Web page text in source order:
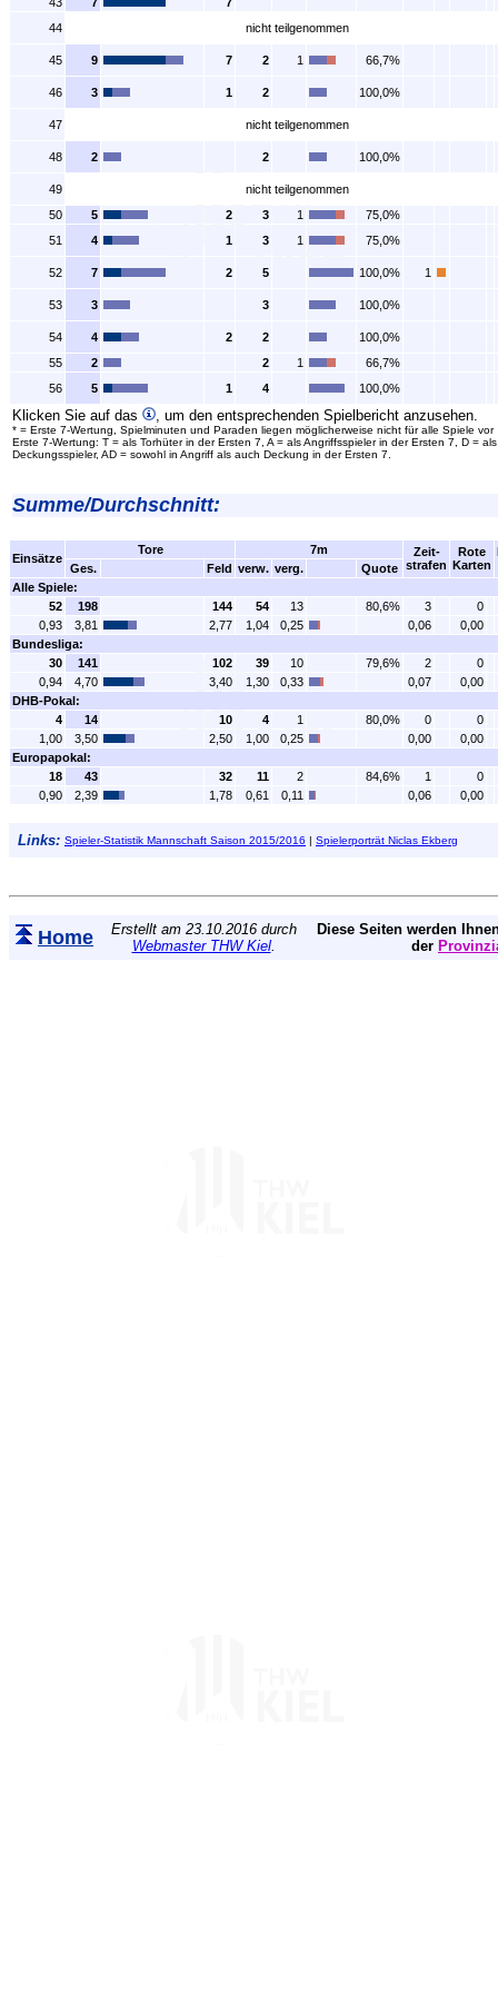
44
nicht teilgenommen
45 9 7 2 1 66,7%
46 3 1 2 100,0%
47 nicht teilgenommen
48 2 2 100,0%
49
nicht teilgenommen
50
5 2 3 1
75,0%
51
4 1 3 1 75,0%
52 7 2 5 100,0% 1
53 3 3 100,0%
54 4 2 2
100,0%
55
2 2 1
66,7%
56
5 1 4 100,0%
Klicken Sie auf das , um den entsprechenden Spielbericht anzusehen.
* = Erste 7-Wertung, Spielminuten und Paraden liegen möglicherweise nicht für alle Spiele vor
Erste 7-Wertung: T = als Torhüter in der Ersten 7, A = als Angriffsspieler in der Ersten 7, D = als
Deckungsspieler, AD = sowohl in Angriff als auch Deckung in der Ersten 7.
Summe/Durchschnitt:
Einsätze
Tore 7m
Zeit-
strafen
Rote
Karten
Ges.
Feld verw. verg.
Quote
Alle Spiele:
52
198 144 54 13 80,6% 3
0
0,93
3,81 2,77 1,04 0,25 0,06
0,00
Bundesliga:
30
141 102 39 10 79,6% 2
0
0,94
4,70 3,40 1,30 0,33 0,07
0,00
DHB-Pokal:
4
14 10 4 1 80,0% 0
0
1,00
3,50 2,50 1,00 0,25 0,00
0,00
Europapokal:
18
43 32 11 2 84,6% 1
0
0,90
2,39 1,78 0,61 0,11 0,06 0,00
Links: Spieler-Statistik Mannschaft Saison 2015/2016 | Spielerporträt Niclas Ekberg
Home
Erstellt am 23.10.2016 durch
Webmaster THW Kiel.
Diese Seiten werden
der